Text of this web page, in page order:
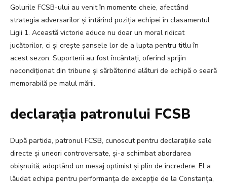
Golurile FCSB-ului au venit în momente cheie, afectând
strategia adversarilor și întărind poziția echipei în clasamentul
Ligii 1. Această victorie aduce nu doar un moral ridicat
jucătorilor, ci și crește șansele lor de a lupta pentru titlu în
acest sezon. Suporterii au fost încântați, oferind sprijin
necondiționat din tribune și sărbătorind alături de echipă o seară
memorabilă pe malul mării.
declarația patronului FCSB
După partida, patronul FCSB, cunoscut pentru declarațiile sale
directe și uneori controversate, și-a schimbat abordarea
obișnuită, adoptând un mesaj optimist și plin de încredere. El a
lăudat echipa pentru performanța de excepție de la Constanța,